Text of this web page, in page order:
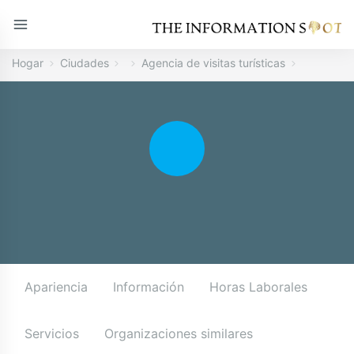
Hogar Ciudades Agencia de visitas turísticas
Apariencia Información Horas Laborales
Servicios Organizaciones similares